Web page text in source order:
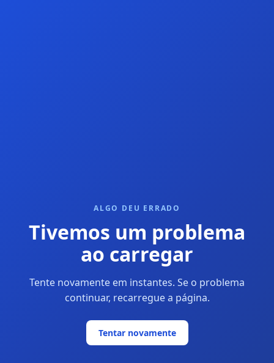
ALGO DEU ERRADO
Tivemos um problema
ao carregar
Tente novamente em instantes. Se o problema
continuar, recarregue a página.
Tentar novamente